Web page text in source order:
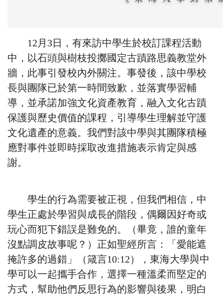
12月3日，有來訪中學生於校訂課程活動
中，以石頭與樹枝投擲國定古蹟路思義教堂外
牆，此事引發校內外關注。事發後，該中學校
長與團隊已於第一時間致歉，並落實學習輔
導，並承諾加強文化資產教育，融入文化古蹟
保護與歷史價值的課程，引導學生理解並守護
文化遺產的意義。我們對該中學與其團隊積極
應對事件並即時採取改進措施表示肯定與感
謝。
學生的行為需要被正視，但我們相信，中
學生正處於學習與成長的階段，偶爾因好奇或
玩心而犯下錯誤是難免的。（畢竟，誰的童年
沒點調皮故事呢？）正如聖經所言：「愛能遮
掩許多的過錯」（箴言10:12），東海大學與中
學可以一起攜手合作，選擇一種溫柔而堅定的
方式，幫助他們反思行為的影響與後果，明白